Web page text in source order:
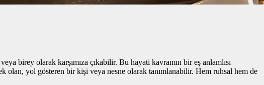
birey olarak karşımıza çıkabilir. Bu hayati kavramın bir eş anlamlısı
olan, yol gösteren bir kişi veya nesne olarak tanımlanabilir. Hem ruhsal hem de